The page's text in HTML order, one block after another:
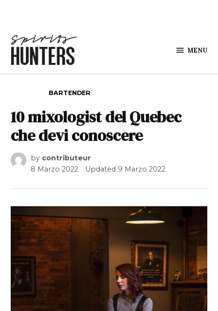
MENU
BARTENDER
10 mixologist del Quebec
che devi conoscere
by contributeur
8 Marzo 2022
Updated 9 Marzo 2022